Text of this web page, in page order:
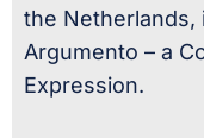
the Netherlands,
Argumento – a
Expression.